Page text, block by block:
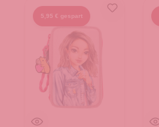
5,95 € gespart